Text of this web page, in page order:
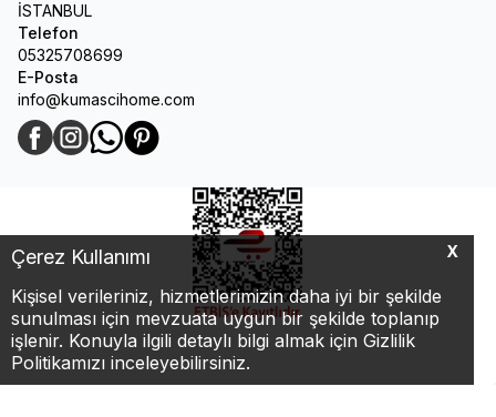
X
Çerez Kullanımı
Kişisel verileriniz, hizmetlerimizin daha iyi bir şekilde
sunulması için mevzuata uygun bir şekilde toplanıp
işlenir. Konuyla ilgili detaylı bilgi almak için Gizlilik
Politikamızı inceleyebilirsiniz.
İSTANBUL
Telefon
05325708699
E-Posta
info@kumascihome.com
Facebook
InstagramWhatsApp
Pinterest